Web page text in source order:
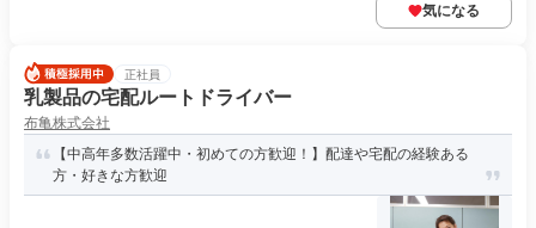
気になる
正社員
乳製品の宅配ルートドライバー
布亀株式会社
【中高年多数活躍中・初めての方歓迎！】配達や宅配の経験ある
方・好きな方歓迎